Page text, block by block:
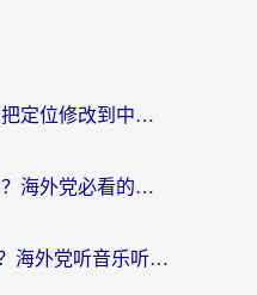
在意大利用小红书怎么把定位修改到中国国内？3个实用技巧+1个靠谱工具帮你搞定
咪咕体育在香港用不了？海外党必看的回国加速器选择指南（附3个真实场景解决方案）
网易云ip怎么改成中国？海外党听音乐听书的无痛解决方案